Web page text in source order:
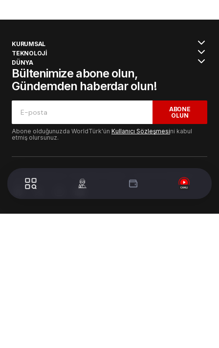
KURUMSAL
TEKNOLOJİ
DÜNYA
Bültenimize abone olun,
Gündemden haberdar olun!
ABONE
OLUN
Abone olduğunuzda WorldTürk'ün Kullanıcı Sözleşmesini kabul
etmiş olursunuz.
© 2024 WorldTurk. Tüm Hakları Saklıdır. - Tasarım & Geliştirme :
Volion's